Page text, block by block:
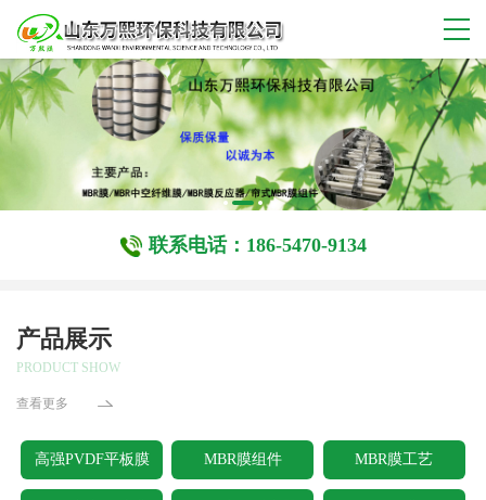
联系电话：186-5470-9134
产品展示
PRODUCT SHOW
查看更多
高强PVDF平板膜 MBR膜组件 MBR膜工艺